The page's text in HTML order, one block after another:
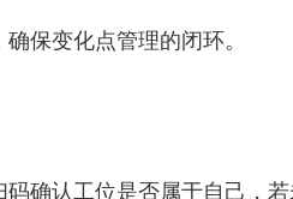
保变化点管理的闭环。
确认工位是否属于自己，